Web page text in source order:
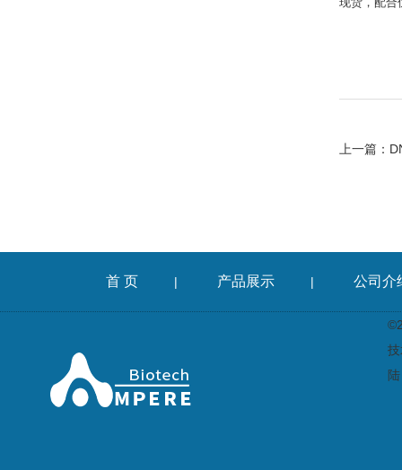
上一篇：
首 页 | 产品展示 | 公司介
陆